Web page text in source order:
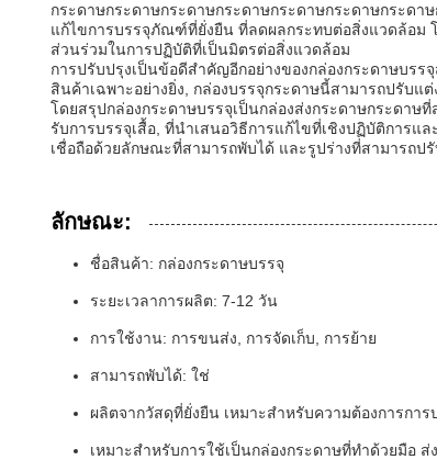
กระดาษกระดาษกระดาษกระดาษกระดาษกระดาษกระด
แก้ไขการบรรจุภัณฑ์ที่ยั่งยืน ที่ลดผลกระทบต่อสิ่งแวดล้อม
ส่วนร่วมในการปฏิบัติที่เป็นมิตรต่อสิ่งแวดล้อม
การปรับปรุงเป็นข้อดีสําคัญอีกอย่างของกล่องกระดาษบร
สินค้าเฉพาะอย่างยิ่ง, กล่องบรรจุกระดาษนี้สามารถปรับ
โดยสรุปกล่องกระดาษบรรจุเป็นกล่องส่งกระดาษกระดาษ
รับการบรรจุเสื้อ, ที่นําเสนอวิธีการแก้ไขที่เชิงปฏิบัติการแ
เชื่อถือด้วยลักษณะที่สามารถพับได้ และรูปร่างที่สามารถ
ลักษณะ:
ชื่อสินค้า: กล่องกระดาษบรรจุ
ระยะเวลาการผลิต: 7-12 วัน
การใช้งาน: การขนส่ง, การจัดเก็บ, การย้าย
สามารถพับได้: ใช่
ผลิตจากวัสดุที่ยั่งยืน เหมาะสําหรับความต้องการกา
เหมาะสําหรับการใช้เป็นกล่องกระดาษที่ทําด้วยมือ